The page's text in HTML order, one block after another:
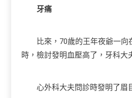
牙痛
比來，70歲的王年夜爺一向在
時，檢討發明血壓高了，牙科大
心外科大夫問診時發明了眉目